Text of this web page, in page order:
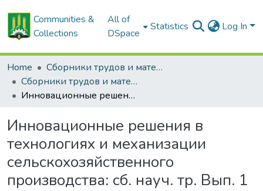
Communities &
Collections
All of
DSpace
Statistics Log In
Home
Сборники трудов и материалов конференций
Сборники трудов и материалы конференций
Инновационные решения в технологиях и механизации сельскохозяйственного производства: сб. науч. тр. Вып. 1
Инновационные решения в
технологиях и механизации
сельскохозяйственного
производства: сб. науч. тр. Вып. 1